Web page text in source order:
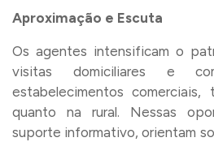
Aproximação e Escuta
Os agentes intensificam o
visitas domiciliares e
estabelecimentos
quanto na rural. Nessas
suporte informativo, orientam